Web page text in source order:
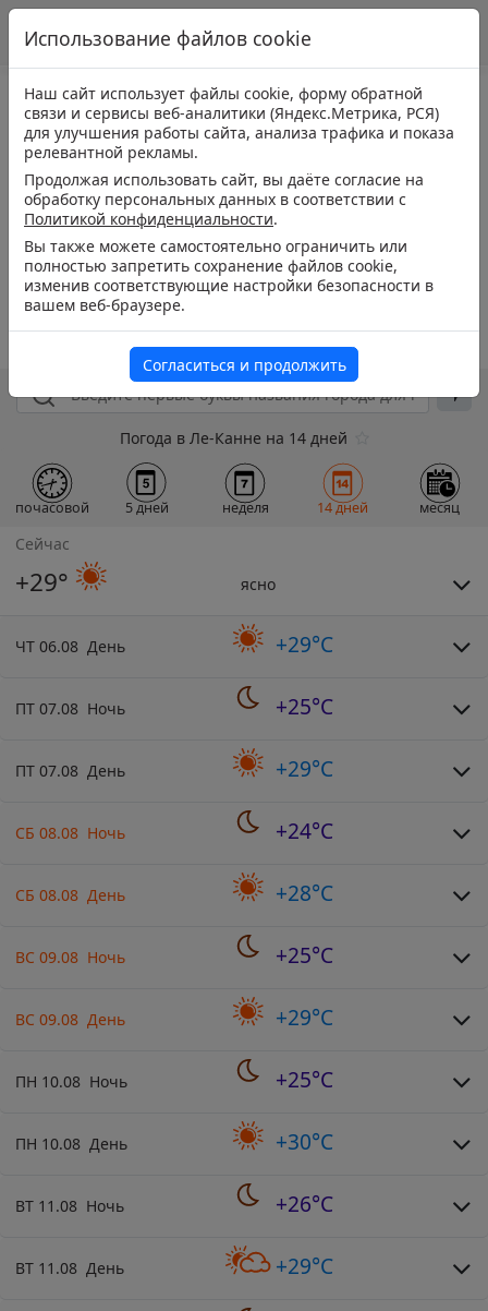
Погода в Ле-Канне на 14 дней
почасовой 5 дней неделя 14 дней месяц
Сейчас
+29° ясно
ЧТ 06.08 День +29°C
ПТ 07.08 Ночь +25°C
ПТ 07.08 День +29°C
СБ 08.08 Ночь +24°C
СБ 08.08 День +28°C
ВС 09.08 Ночь +25°C
ВС 09.08 День +29°C
ПН 10.08 Ночь +25°C
ПН 10.08 День +30°C
ВТ 11.08 Ночь +26°C
ВТ 11.08 День +29°C
Использование файлов cookie
Наш сайт использует файлы cookie, форму обратной
связи и сервисы веб-аналитики (Яндекс.Метрика, РСЯ)
для улучшения работы сайта, анализа трафика и показа
релевантной рекламы.
Продолжая использовать сайт, вы даёте согласие на
обработку персональных данных в соответствии с
Политикой конфиденциальности.
Вы также можете самостоятельно ограничить или
полностью запретить сохранение файлов cookie,
изменив соответствующие настройки безопасности в
вашем веб-браузере.
Согласиться и продолжить